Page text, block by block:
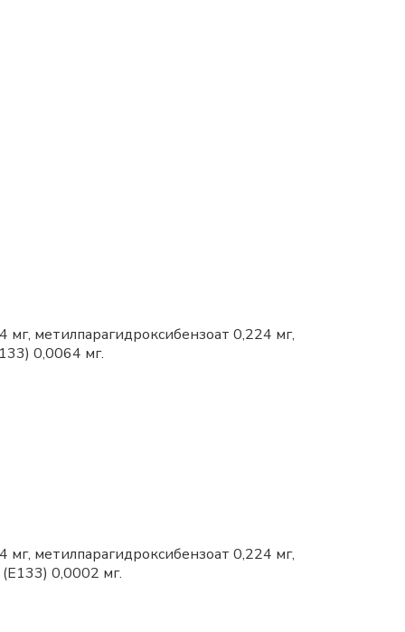
метилпарагидроксибензоат 0,224 мг,
0,0064 мг.
метилпарагидроксибензоат 0,224 мг,
0,0002 мг.